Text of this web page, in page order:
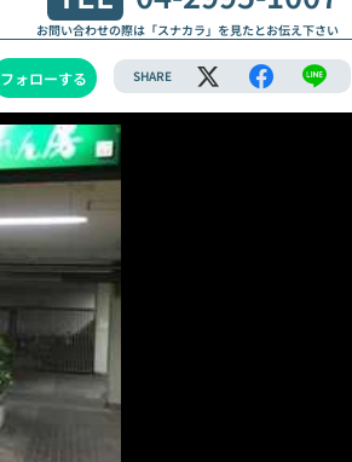
お問い合わせの際は「スナカラ」を見たとお伝え下さい
フォローする SHARE